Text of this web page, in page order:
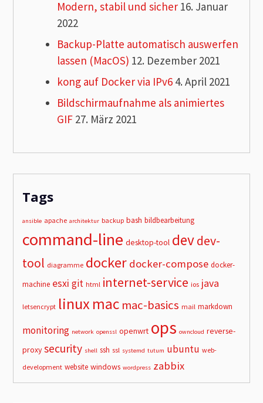
Modern, stabil und sicher 16. Januar
2022
Backup-Platte automatisch auswerfen
lassen (MacOS) 12. Dezember 2021
kong auf Docker via IPv6 4. April 2021
Bildschirmaufnahme als animiertes
GIF 27. März 2021
Tags
ansible apache architektur backup bash bildbearbeitung
command-line desktop-tool devdev-
tool diagramme docker docker-compose docker-
machine esxi git html internet-service ios java
letsencrypt linuxmac mac-basics mail markdown
monitoring network openssl openwrt ops owncloud reverse-
proxy security shell ssh ssl systemd tutum ubuntu web-
development website windows wordpress zabbix